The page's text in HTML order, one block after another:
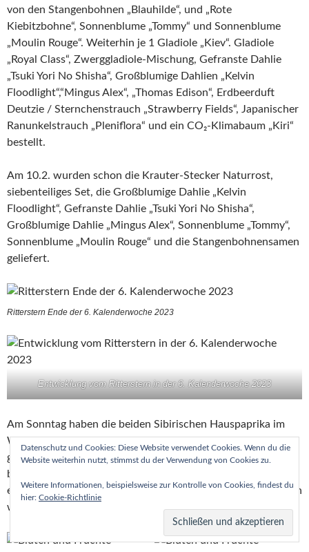
von den Stangenbohnen „Blauhilde“, und „Rote
Kiebitzbohne“, Sonnenblume „Tommy“ und Sonnenblume
„Moulin Rouge“. Weiterhin je 1 Gladiole „Kiev“. Gladiole
„Royal Class“, Zwerggladiole-Mischung, Gefranste Dahlie
„Tsuki Yori No Shisha“, Großblumige Dahlien „Kelvin
Floodlight“,“Mingus Alex“, „Thomas Edison“, Erdbeerduft
Deutzie / Sternchenstrauch „Strawberry Fields“, Japanischer
Ranunkelstrauch „Pleniflora“ und ein CO₂-Klimabaum „Kiri“
bestellt.
Am 10.2. wurden schon die Krauter-Stecker Naturrost,
siebenteiliges Set, die Großblumige Dahlie „Kelvin
Floodlight“, Gefranste Dahlie „Tsuki Yori No Shisha“,
Großblumige Dahlie „Mingus Alex“, Sonnenblume „Tommy“,
Sonnenblume „Moulin Rouge“ und die Stangenbohnensamen
geliefert.
Ritterstern Ende der 6. Kalenderwoche 2023
Entwicklung vom Ritterstern in der 6. Kalenderwoche 2023
Am Sonntag haben die beiden Sibirischen Hauspaprika im
Wohnzimmer jeweils zwei vorgekeimte Knoblauchzehen
gesteckt bekommen. Die beiden Hauspaprika, die weiter
blühen und Früchte tragen, und der Ritterstern haben schon
einmal am ersten Gießtag Wasser bekommen. Der Ritterstern
wächst weiter perfekt.
Datenschutz und Cookies: Diese Website verwendet Cookies. Wenn du die
Website weiterhin nutzt, stimmst du der Verwendung von Cookies zu.
Weitere Informationen, beispielsweise zur Kontrolle von Cookies, findest du
hier: Cookie-Richtlinie